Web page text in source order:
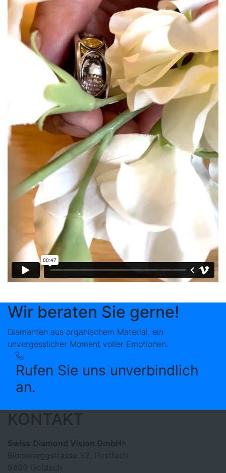
Wir beraten Sie gerne!
Diamanten aus organischem Material, ein
unvergesslicher Moment voller Emotionen.
Rufen Sie uns unverbindlich
an.
KONTAKT
Swiss Diamond Vision GmbH
Blumeneggstrasse 52, Postfach
9403 Goldach